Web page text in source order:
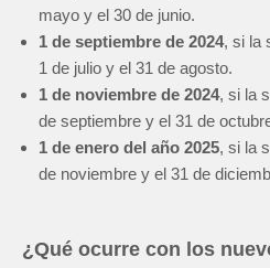
mayo y el 30 de junio.
1 de septiembre de 2024, si la
1 de julio y el 31 de agosto.
1 de noviembre de 2024, si la
de septiembre y el 31 de
1 de enero del año 2025, si la
de noviembre y el 31 de
¿Qué ocurre con los